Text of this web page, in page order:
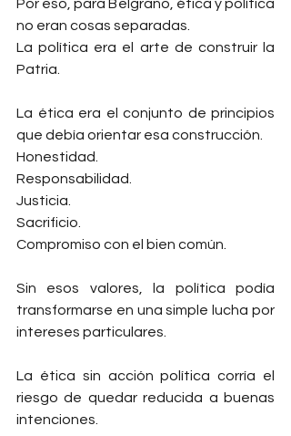
Por eso, para Belgrano, ética y política
no eran cosas separadas.
La política era el arte de construir la
Patria.
La ética era el conjunto de principios
que debía orientar esa construcción.
Honestidad.
Responsabilidad.
Justicia.
Sacrificio.
Compromiso con el bien común.
Sin esos valores, la política podía
transformarse en una simple lucha por
intereses particulares.
La ética sin acción política corría el
riesgo de quedar reducida a buenas
intenciones.